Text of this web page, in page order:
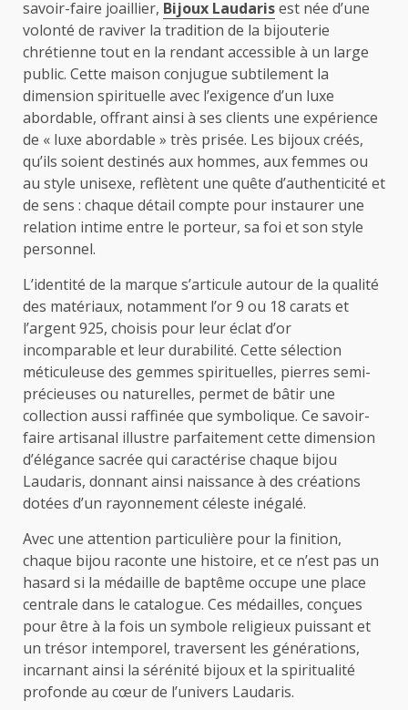
savoir-faire joaillier, Bijoux Laudarisest née d’une
volonté de raviver la tradition de la bijouterie
chrétienne tout en la rendant accessible à un large
public. Cette maison conjugue subtilement la
dimension spirituelle avec l’exigence d’un luxe
abordable, offrant ainsi à ses clients une expérience
de « luxe abordable » très prisée. Les bijoux créés,
qu’ils soient destinés aux hommes, aux femmes ou
au style unisexe, reflètent une quête d’authenticité et
de sens : chaque détail compte pour instaurer une
relation intime entre le porteur, sa foi et son style
personnel.
L’identité de la marque s’articule autour de la qualité
des matériaux, notamment l’or 9 ou 18 carats et
l’argent 925, choisis pour leur éclat d’or
incomparable et leur durabilité. Cette sélection
méticuleuse des gemmes spirituelles, pierres semi-
précieuses ou naturelles, permet de bâtir une
collection aussi raffinée que symbolique. Ce savoir-
faire artisanal illustre parfaitement cette dimension
d’élégance sacrée qui caractérise chaque bijou
Laudaris, donnant ainsi naissance à des créations
dotées d’un rayonnement céleste inégalé.
Avec une attention particulière pour la finition,
chaque bijou raconte une histoire, et ce n’est pas un
hasard si la médaille de baptême occupe une place
centrale dans le catalogue. Ces médailles, conçues
pour être à la fois un symbole religieux puissant et
un trésor intemporel, traversent les générations,
incarnant ainsi la sérénité bijoux et la spiritualité
profonde au cœur de l’univers Laudaris.